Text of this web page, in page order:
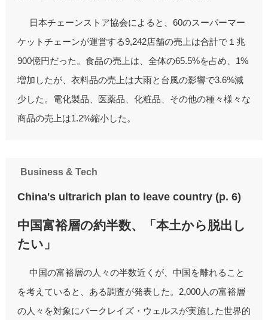
日本チェーンストア協会によると、60のスーパーマー
ケットチェーンが運営する9,242店舗の売上は合計で１兆
900億円だった。食品の売上は、全体の65.5%を占め、1%
増加したが、衣料品の売上は大雨と台風の影響で3.6%減
少した。電化製品、医薬品、化粧品、その他の種々様々な
商品の売上は1.2%縮小した。
Business & Tech
China's ultrarich plan to leave country (p. 6)
中国富裕層の約半数、「本土から脱出し
たい」
中国の富裕層の人々の半数近くが、中国を離れること
を考えていると、ある調査が発表した。2,000人の富裕層
の人々を対象にバークレイズ・ウェルスが実施した世界的